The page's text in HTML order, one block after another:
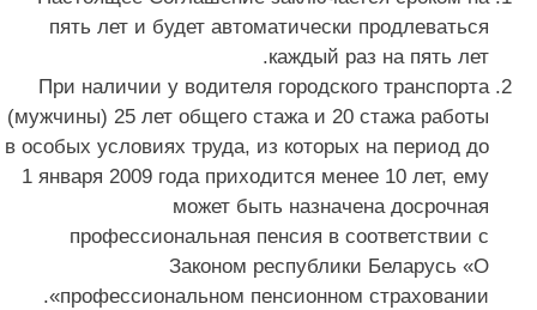
пять лет и будет автоматически продлеваться
каждый раз на пять лет.
При наличии у водителя городского транспорта
(мужчины) 25 лет общего стажа и 20 стажа работы
в особых условиях труда, из которых на период до
1 января 2009 года приходится менее 10 лет, ему
может быть назначена досрочная
профессиональная пенсия в соответствии с
Законом республики Беларусь «О
профессиональном пенсионном страховании».